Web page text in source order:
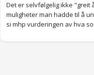
Det er selvfølgelig ikke "greit
muligheter man hadde til å
si mhp vurderingen av hva